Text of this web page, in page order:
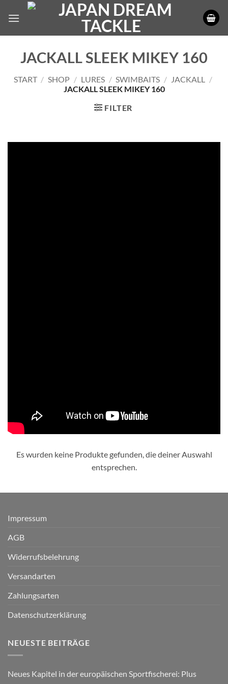
Inhalt
JACKALL SLEEK MIKEY 160
START / SHOP / LURES / SWIMBAITS / JACKALL /
JACKALL SLEEK MIKEY 160
FILTER
Es wurden keine Produkte gefunden, die deiner Auswahl
entsprechen.
Impressum
AGB
Widerrufsbelehrung
Versandarten
Zahlungsarten
Datenschutzerklärung
NEUESTE BEITRÄGE
Neues Kapitel in der europäischen Sportfischerei: Plus